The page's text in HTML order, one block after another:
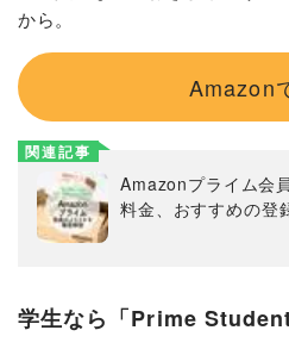
から。
Amazon
関連記事
Amazonプライム会
料金、おすすめの登
学生なら「Prime